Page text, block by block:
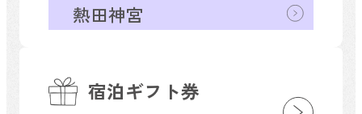
宿泊ギフト券
熱田神宮